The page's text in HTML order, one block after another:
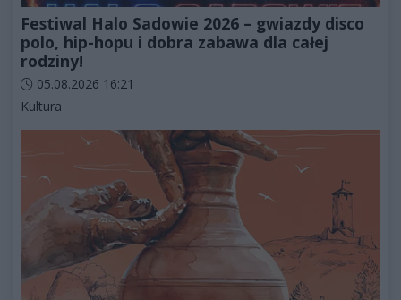
Festiwal Halo Sadowie 2026 – gwiazdy disco
polo, hip-hopu i dobra zabawa dla całej
rodziny!
Data dodania artykułu:
05.08.2026 16:21
Kategorie artykułu:
Kultura